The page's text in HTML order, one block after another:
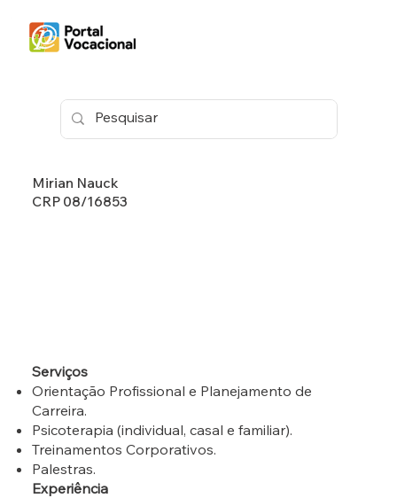
Mirian Nauck
CRP 08/16853
Serviços
Orientação Profissional e Planejamento de
Carreira.
Psicoterapia (individual, casal e familiar).
Treinamentos Corporativos.
Palestras.
Experiência